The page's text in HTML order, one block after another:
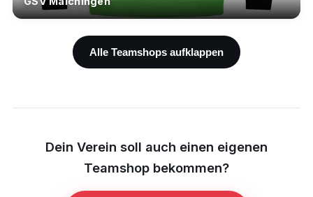
Alle Teamshops aufklappen
Dein Verein soll auch einen eigenen
Teamshop bekommen?